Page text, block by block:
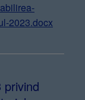
2023.docx
privind